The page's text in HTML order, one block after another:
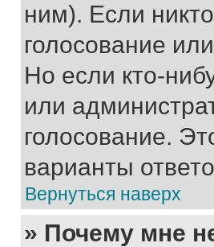
ним). Если
голосование
Но если кто-
или
голосование.
варианты
Вернуться наверх
» Почему мне